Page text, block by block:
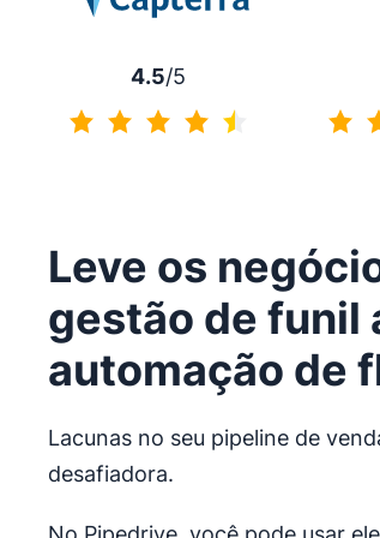
4.5/5
Leve os
gestão de funil
automação de
Lacunas no seu pipeline de
desafiadora.